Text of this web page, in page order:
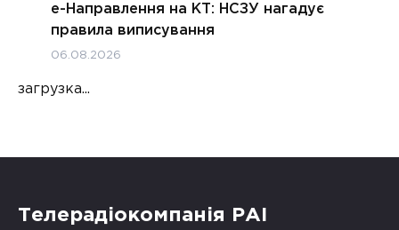
е-Направлення на КТ: НСЗУ нагадує
правила виписування
06.08.2026
загрузка...
Телерадіокомпанія РАІ